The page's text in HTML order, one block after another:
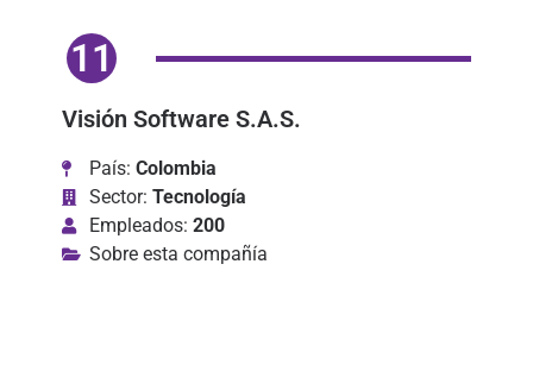
11
Visión Software S.A.S.
País: Colombia
Sector: Tecnología
Empleados: 200
Sobre esta compañía